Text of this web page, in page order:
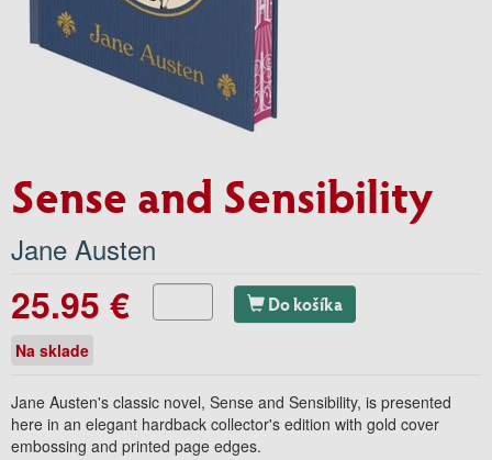
Sense and Sensibility
Jane Austen
25.95 € Do košíka
Na sklade
Jane Austen's classic novel, Sense and Sensibility, is presented
here in an elegant hardback collector's edition with gold cover
embossing and printed page edges.